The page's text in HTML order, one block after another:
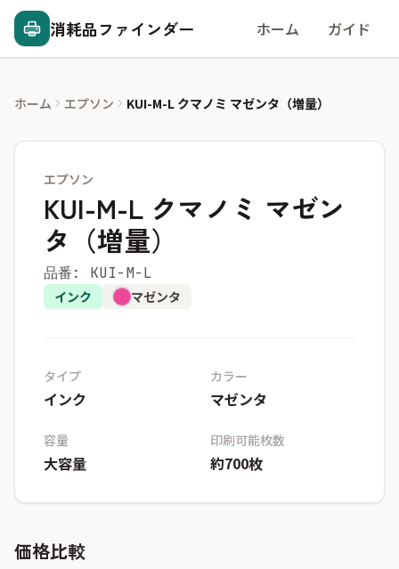
消耗品ファインダー ホーム ガイド
ホーム エプソン KUI-M-L クマノミ マゼンタ（増量）
エプソン
KUI-M-L クマノミ マゼン
タ（増量）
品番: KUI-M-L
インク マゼンタ
タイプ
インク
カラー
マゼンタ
容量
大容量
印刷可能枚数
約700枚
価格比較